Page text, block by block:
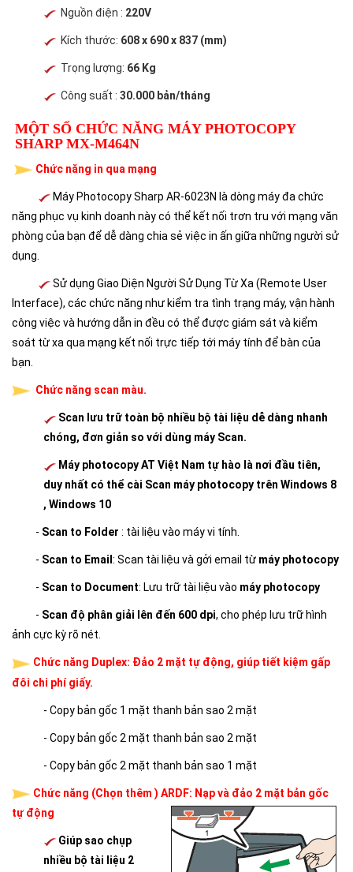
Nguồn điện : 220V
Kích thước: 608 x 690 x 837 (mm)​
Trọng lượng: 66 Kg
Công suất : 30.000 bản/tháng
MỘT SỐ CHỨC NĂNG MÁY PHOTOCOPY
SHARP MX-M464N
Chức năng in qua mạng
Máy Photocopy Sharp AR-6023N là dòng máy đa chức
năng phục vụ kinh doanh này có thể kết nối trơn tru với mạng văn
phòng của bạn để dễ dàng chia sẻ việc in ấn giữa những người sử
dụng.
Sử dụng Giao Diện Người Sử Dụng Từ Xa (Remote User
Interface), các chức năng như kiểm tra tình trạng máy, vận hành
công việc và hướng dẫn in đều có thể được giám sát và kiểm
soát từ xa qua mạng kết nối trực tiếp tới máy tính để bàn của
bạn.
Chức năng scan màu.
Scan lưu trữ toàn bộ nhiều bộ tài liệu dễ dàng nhanh
chóng, đơn giản so với dùng máy Scan.
Máy photocopy AT Việt Nam tự hào là nơi đầu tiên,
duy nhất có thể cài Scan máy photocopy trên Windows 8
, Windows 10
- Scan to Folder : tài liệu vào máy vi tính.
- Scan to Email : Scan tài liệu và gởi email từ máy photocopy
- Scan to Document: Lưu trữ tài liệu vào máy photocopy
- Scan độ phân giải lên đến 600 dpi, cho phép lưu trữ hình
ảnh cực kỳ rõ nét.
Chức năng Duplex: Đảo 2 mặt tự động, giúp tiết kiệm gấp
đôi chi phí giấy.
- Copy bản gốc 1 mặt thanh bản sao 2 mặt
- Copy bản gốc 2 mặt thanh bản sao 2 mặt
- Copy bản gốc 2 mặt thanh bản sao 1 mặt
Chức năng (Chọn thêm ) ARDF: Nạp và đảo 2 mặt bản gốc
tự động
Giúp sao chụp
nhiều bộ tài liệu 2